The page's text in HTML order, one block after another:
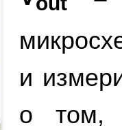
и
о том,